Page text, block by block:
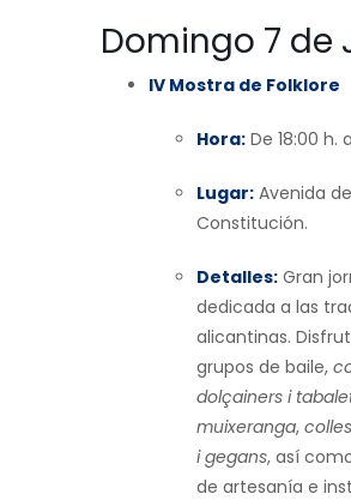
Domingo 7 de
IV Mostra de Folklore
Hora: De 18:00 h.
Lugar: Avenida
Constitución.
Detalles: Gran
dedicada a las
alicantinas.
grupos de baile,
dolçainers i
muixeranga,
i gegans, así
de artesanía e